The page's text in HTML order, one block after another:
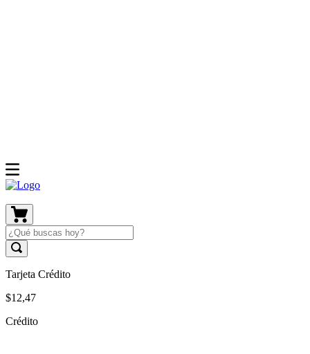
Tarjeta Crédito
$12,47
Crédito